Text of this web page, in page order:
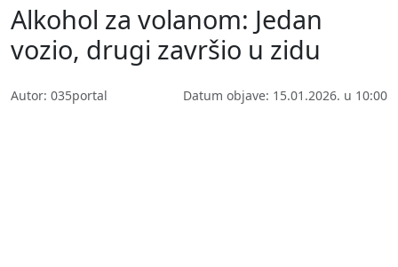
Alkohol za volanom: Jedan
vozio, drugi završio u zidu
Autor: 035portal Datum objave: 15.01.2026. u 10:00